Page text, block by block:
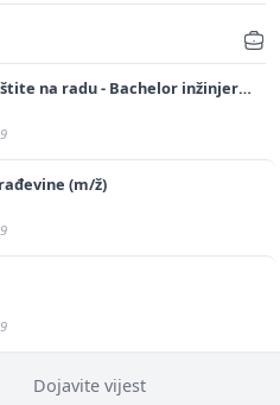
na radu - Bachelor inžinjer
(m/ž)
Dojavite vijest